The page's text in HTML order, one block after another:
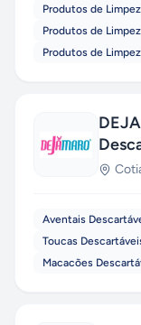
Produtos de
Produtos de
Produtos de
Aventais
Toucas
Macacões